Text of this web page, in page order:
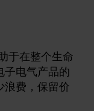
于在整个生命
子电气产品的
浪费，保留价